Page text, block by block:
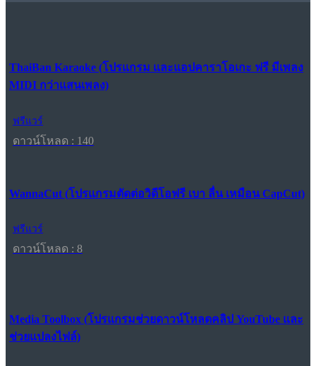
ThaiBan Karaoke (โปรแกรม และแอปคาราโอเกะ ฟรี มีเพลง
MIDI กว่าแสนเพลง)
ฟรีแวร์
ดาวน์โหลด : 140
WannaCut (โปรแกรมตัดต่อวิดีโอฟรี เบา ลื่น เหมือน CapCut)
ฟรีแวร์
ดาวน์โหลด : 8
Media Toolbox (โปรแกรมช่วยดาวน์โหลดคลิป YouTube และ
ช่วยแปลงไฟล์)